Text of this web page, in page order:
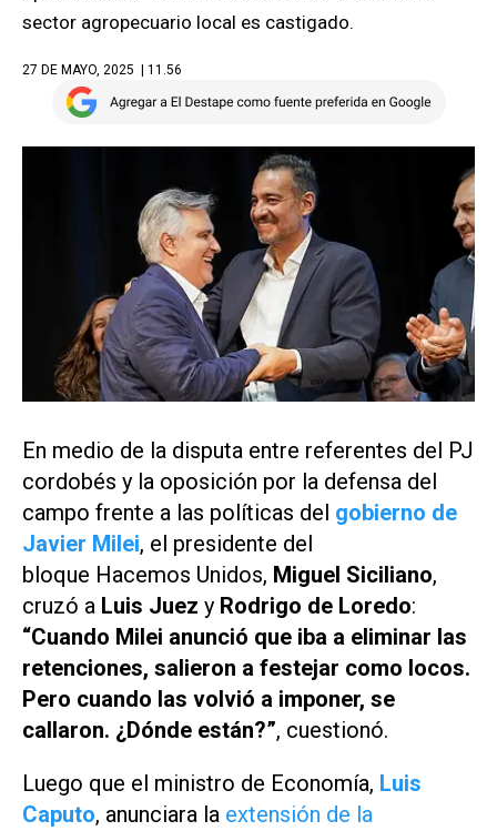
sector agropecuario local es castigado.
27 DE MAYO, 2025 | 11.56
En medio de la disputa entre referentes del PJ
cordobés y la oposición por la defensa del
campo frente a las políticas del gobierno de
Javier Milei, el presidente del
bloque Hacemos Unidos, Miguel Siciliano,
cruzó a Luis Juez y Rodrigo de Loredo:
“Cuando Milei anunció que iba a eliminar las
retenciones, salieron a festejar como locos.
Pero cuando las volvió a imponer, se
callaron. ¿Dónde están?”, cuestionó.
Luego que el ministro de Economía, Luis
Caputo, anunciara la extensión de la